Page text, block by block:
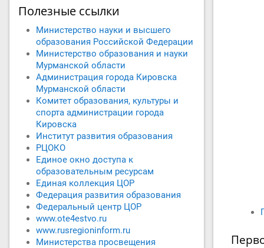
Полезные ссылки
Министерство науки и высшего
образования Российской Федерации
Министерство образования и науки
Мурманской области
Администрация города Кировска
Мурманской области
Комитет образования, культуры и
спорта администрации города
Кировска
Институт развития образования
РЦОКО
Единое окно доступа к
образовательным ресурсам
Единая коллекция ЦОР
Федерация развития образования
Федеральный центр ЦОР
www.ote4estvo.ru
www.rusregioninform.ru
Министерства просвещения